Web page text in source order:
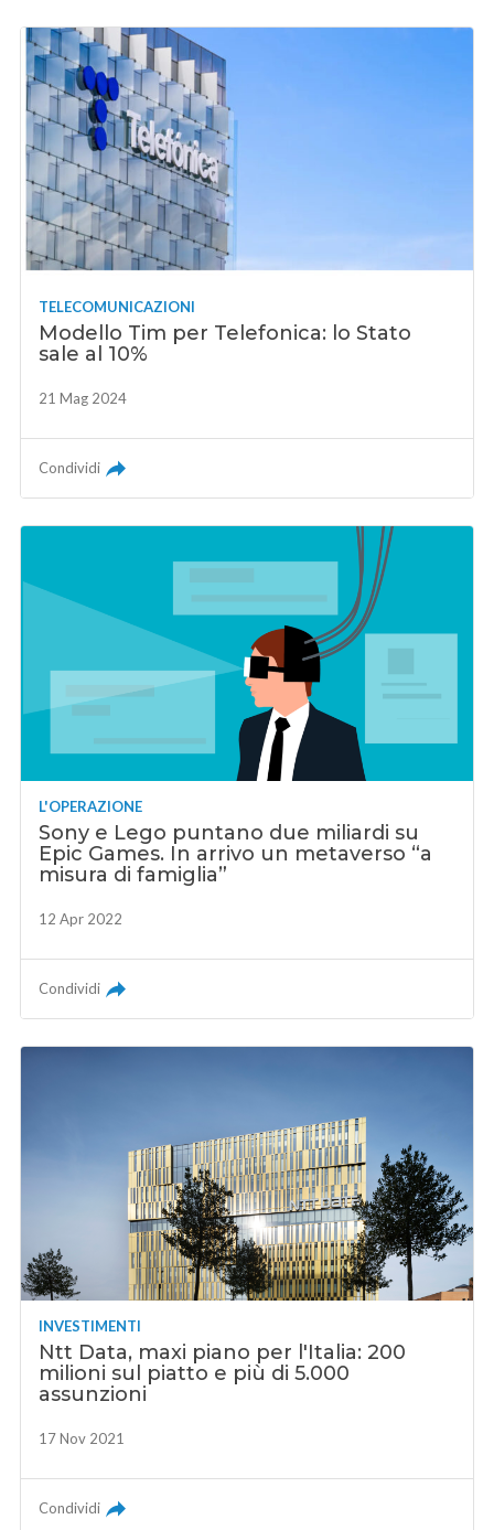
TELECOMUNICAZIONI
Modello Tim per Telefonica: lo Stato
sale al 10%
21 Mag 2024
Condividi
L'OPERAZIONE
Sony e Lego puntano due miliardi su
Epic Games. In arrivo un metaverso “a
misura di famiglia”
12 Apr 2022
Condividi
INVESTIMENTI
Ntt Data, maxi piano per l'Italia: 200
milioni sul piatto e più di 5.000
assunzioni
17 Nov 2021
Condividi